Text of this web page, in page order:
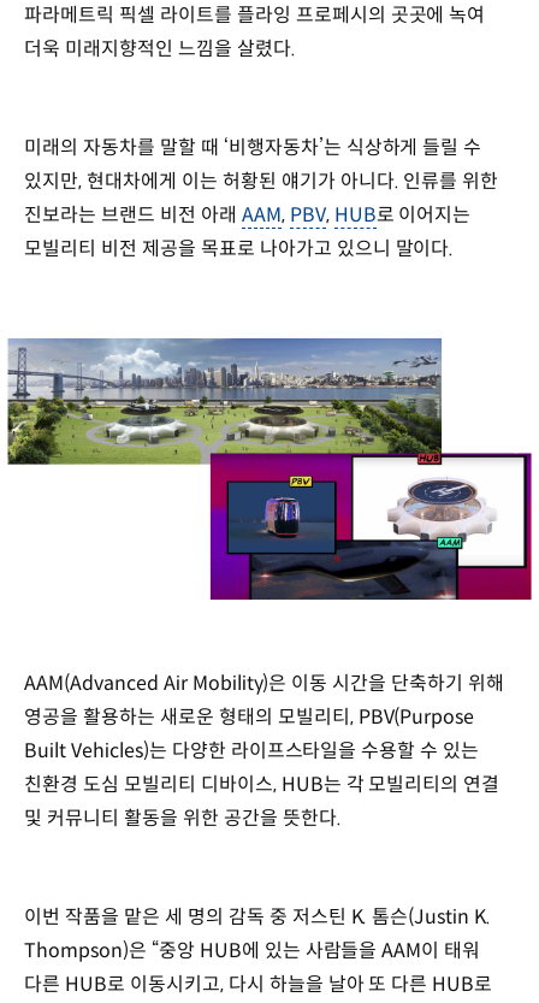
파라메트릭 픽셀 라이트를 플라잉 프로페시의 곳곳에 녹여
더욱 미래지향적인 느낌을 살렸다.
미래의 자동차를 말할 때 ‘비행자동차’는 식상하게 들릴 수
있지만, 현대차에게 이는 허황된 얘기가 아니다. 인류를 위한
진보라는 브랜드 비전 아래 AAM, PBV, HUB로 이어지는
모빌리티 비전 제공을 목표로 나아가고 있으니 말이다.
AAM(Advanced Air Mobility)은 이동 시간을 단축하기 위해
영공을 활용하는 새로운 형태의 모빌리티, PBV(Purpose
Built Vehicles)는 다양한 라이프스타일을 수용할 수 있는
친환경 도심 모빌리티 디바이스, HUB는 각 모빌리티의 연결
및 커뮤니티 활동을 위한 공간을 뜻한다.
이번 작품을 맡은 세 명의 감독 중 저스틴 K. 톰슨(Justin K.
Thompson)은 “중앙 HUB에 있는 사람들을 AAM이 태워
다른 HUB로 이동시키고, 다시 하늘을 날아 또 다른 HUB로